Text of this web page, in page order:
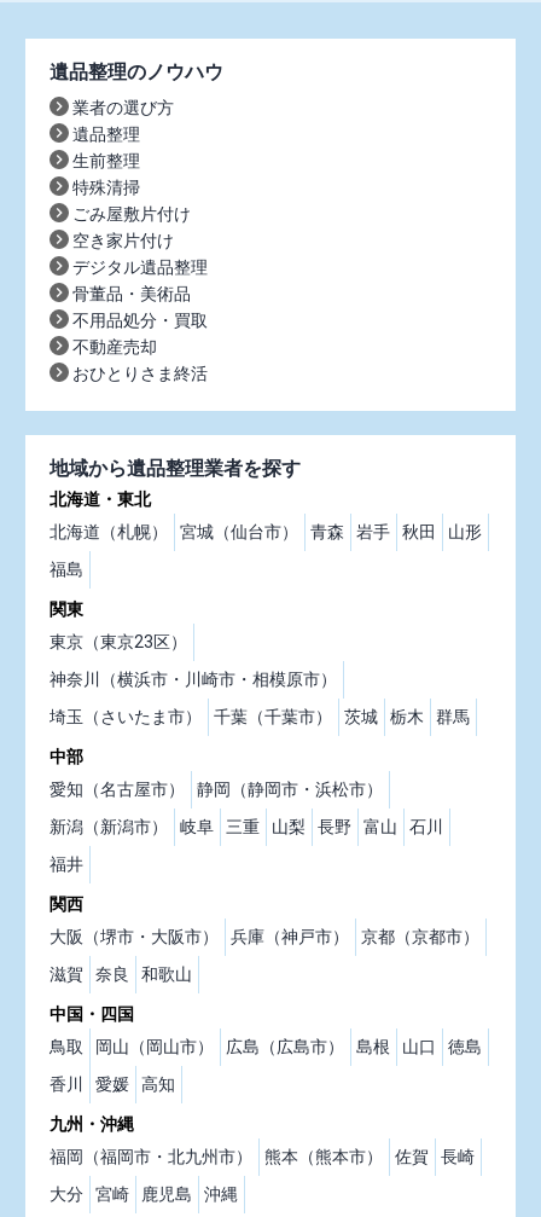
遺品整理のノウハウ
業者の選び方
遺品整理
生前整理
特殊清掃
ごみ屋敷片付け
空き家片付け
デジタル遺品整理
骨董品・美術品
不用品処分・買取
不動産売却
おひとりさま終活
地域から遺品整理業者を探す
北海道・東北
北海道（札幌）
宮城（仙台市） 青森 岩手 秋田
山形
福島
関東
東京（東京23区）
神奈川（横浜市・川崎市・相模原市）
埼玉（さいたま市）
千葉（千葉市） 茨城 栃木 群馬
中部
愛知（名古屋市）
静岡（静岡市・浜松市）
新潟（新潟市）
岐阜 三重 山梨 長野 富山
石川
福井
関西
大阪（堺市・大阪市）
兵庫（神戸市）
京都（京都市）
滋賀
奈良 和歌山
中国・四国
鳥取
岡山（岡山市） 広島（広島市） 島根 山口
徳島
香川
愛媛 高知
九州・沖縄
福岡（福岡市・北九州市）
熊本（熊本市） 佐賀
長崎
大分
宮崎 鹿児島 沖縄